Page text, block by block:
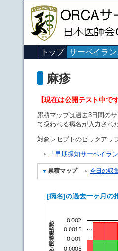
トップ サーベイラン
麻疹
【現在は公開テスト中です
累積マップは過去3日間の
て扱われる病名が入力され
対象レセプトのピックアッ
「早期探知サーベイラ
累積マップ 今日の収
[病名]の過去一ヶ月の